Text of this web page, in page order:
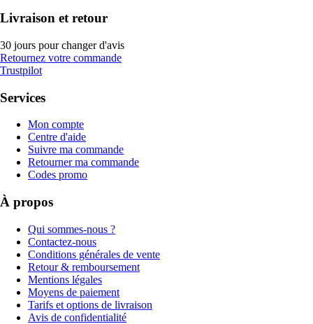
Livraison et retour
30 jours pour changer d'avis
Retournez votre commande
Trustpilot
Services
Mon compte
Centre d'aide
Suivre ma commande
Retourner ma commande
Codes promo
À propos
Qui sommes-nous ?
Contactez-nous
Conditions générales de vente
Retour & remboursement
Mentions légales
Moyens de paiement
Tarifs et options de livraison
Avis de confidentialité